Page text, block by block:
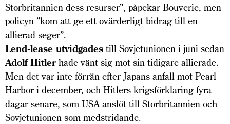
Storbritannien dess resurser”, påpekar Bouverie, men
policyn ”kom att ge ett ovärderligt bidrag till en
allierad seger”.
Lend-lease utvidgades till Sovjetunionen i juni sedan
Adolf Hitler hade vänt sig mot sin tidigare allierade.
Men det var inte förrän efter Japans anfall mot Pearl
Harbor i december, och Hitlers krigsförklaring fyra
dagar senare, som USA anslöt till Storbritannien och
Sovjetunionen som medstridande.